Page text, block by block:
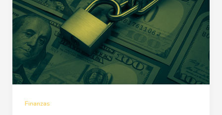
Finanzas